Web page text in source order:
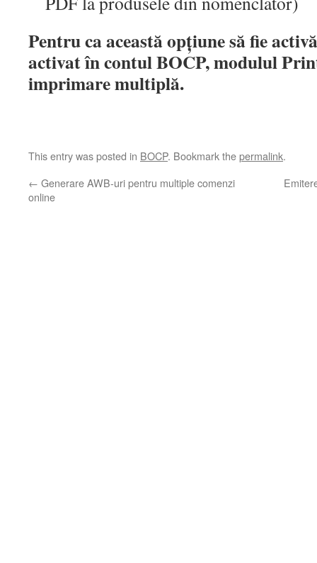
Pentru ca această opțiune să fie
activat în contul BOCP, modulul
imprimare multiplă.
This entry was posted in BOCP. Bookmark thepermalink.
← Generare AWB-uri pentru multiple comenzi
online